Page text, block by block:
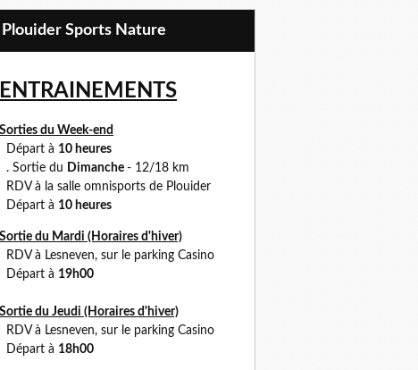
Plouider Sports Nature
ENTRAINEMENTS
Sorties du Week-end
Départ à 10 heures
. Sortie du Dimanche - 12/18 km
RDV à la salle omnisports de Plouider
Départ à 10 heures
Sortie du Mardi (Horaires d'hiver)
RDV à Lesneven, sur le parking Casino
Départ à 19h00
Sortie du Jeudi (Horaires d'hiver)
RDV à Lesneven, sur le parking Casino
Départ à 18h00